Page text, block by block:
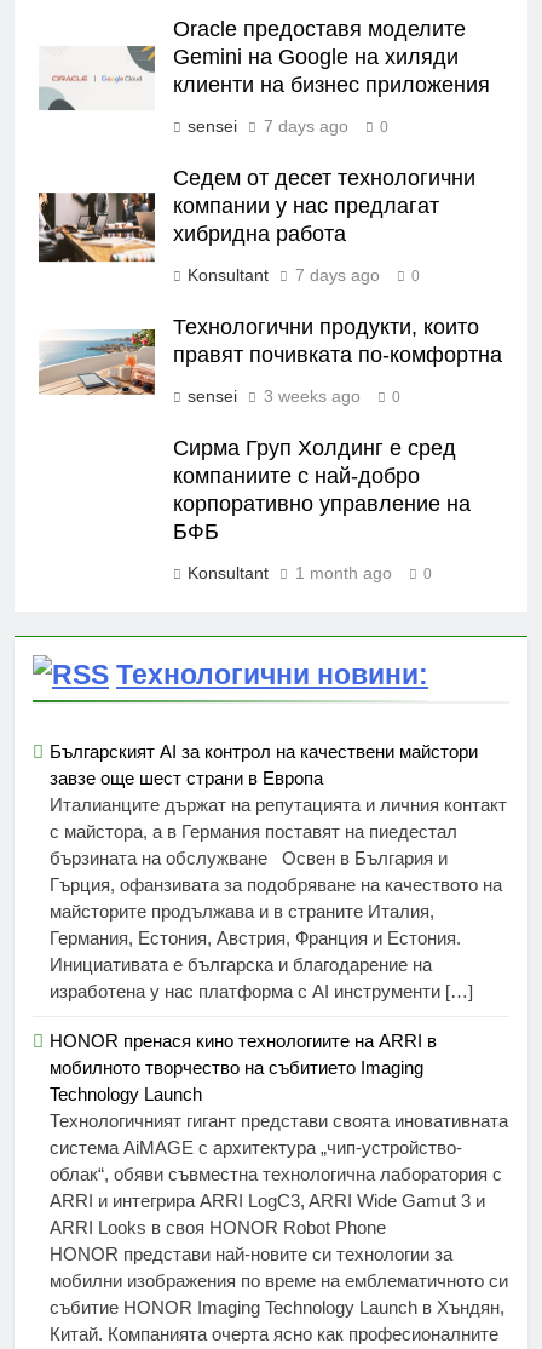
Oracle предоставя моделите
Gemini на Google на хиляди
клиенти на бизнес приложения
sensei 7 days ago 0
Седем от десет технологични
компании у нас предлагат
хибридна работа
Konsultant 7 days ago 0
Технологични продукти, които
правят почивката по-комфортна
sensei 3 weeks ago 0
Сирма Груп Холдинг е сред
компаниите с най-добро
корпоративно управление на
БФБ
Konsultant 1 month ago 0
Технологични новини:
Българският AI за контрол на качествени майстори
завзе още шест страни в Европа
Италианците държат на репутацията и личния контакт
с майстора, а в Германия поставят на пиедестал
бързината на обслужване Освен в България и
Гърция, офанзивата за подобряване на качеството на
майсторите продължава и в страните Италия,
Германия, Естония, Австрия, Франция и Естония.
Инициативата е българска и благодарение на
изработена у нас платформа с AI инструменти […]
HONOR пренася кино технологиите на ARRI в
мобилното творчество на събитието Imaging
Technology Launch
Технологичният гигант представи своята иновативната
система AiMAGE с архитектура „чип-устройство-
облак“, обяви съвместна технологична лаборатория с
ARRI и интегрира ARRI LogC3, ARRI Wide Gamut 3 и
ARRI Looks в своя HONOR Robot Phone
HONOR представи най-новите си технологии за
мобилни изображения по време на емблематичното си
събитие HONOR Imaging Technology Launch в Хъндян,
Китай. Компанията очерта ясно как професионалните